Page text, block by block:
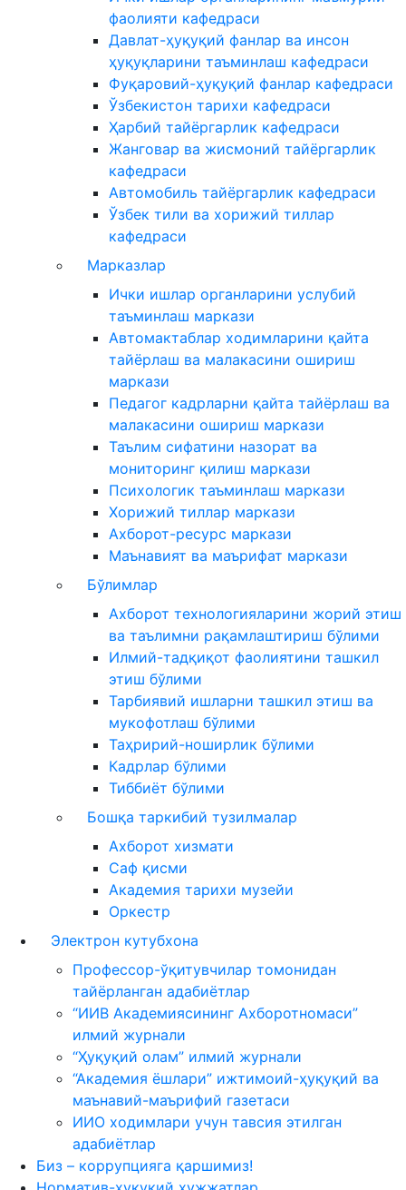
фаолияти кафедраси
Давлат-ҳуқуқий фанлар ва инсон
ҳуқуқларини таъминлаш кафедраси
Фуқаровий-ҳуқуқий фанлар кафедраси
Ўзбекистон тарихи кафедраси
Ҳарбий тайёргарлик кафедраси
Жанговар ва жисмоний тайёргарлик
кафедраси
Автомобиль тайёргарлик кафедраси
Ўзбек тили ва хорижий тиллар
кафедраси
Марказлар
Ички ишлар органларини услубий
таъминлаш маркази
Автомактаблар ходимларини қайта
тайёрлаш ва малакасини ошириш
маркази
Педагог кадрларни қайта тайёрлаш ва
малакасини ошириш маркази
Таълим сифатини назорат ва
мониторинг қилиш маркази
Психологик таъминлаш маркази
Хорижий тиллар маркази
Ахборот-ресурс маркази
Маънавият ва маърифат маркази
Бўлимлар
Ахборот технологияларини жорий этиш
ва таълимни рақамлаштириш бўлими
Илмий-тадқиқот фаолиятини ташкил
этиш бўлими
Тарбиявий ишларни ташкил этиш ва
мукофотлаш бўлими
Таҳририй-ноширлик бўлими
Кадрлар бўлими
Тиббиёт бўлими
Бошқа таркибий тузилмалар
Ахборот хизмати
Саф қисми
Академия тарихи музейи
Оркестр
Электрон кутубхона
Профессор-ўқитувчилар томонидан
тайёрланган адабиётлар
“ИИВ Академиясининг Ахборотномаси”
илмий журнали
“Ҳуқуқий олам” илмий журнали
“Академия ёшлари” ижтимоий-ҳуқуқий ва
маънавий-маърифий газетаси
ИИО ходимлари учун тавсия этилган
адабиётлар
Биз – коррупцияга қаршимиз!